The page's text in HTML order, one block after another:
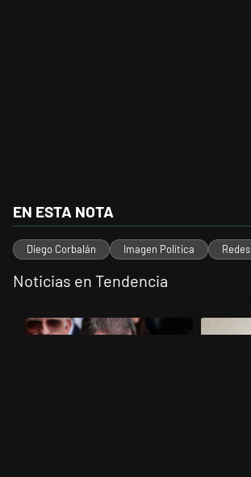
EN ESTA NOTA
Diego Corbalán Imagen Política
Noticias en Tendencia
Un artículo de tendencia con el título "El
Un